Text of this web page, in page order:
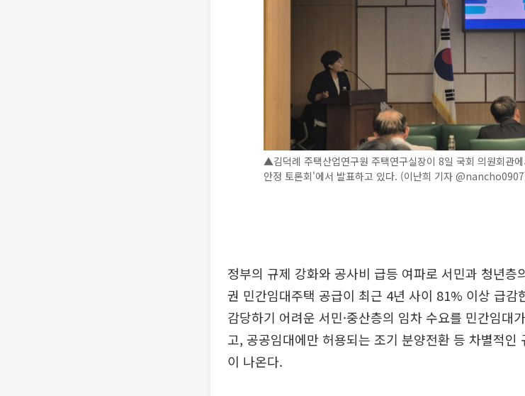
▲김덕례 주택산업연구원 주택연구실장이 8일 국회 의원회관
안정 토론회'에서 발표하고 있다. (이난희 기자
정부의 규제 강화와 공사비 급등 여파로 서민과 청년
권 민간임대주택 공급이 최근 4년 사이 81% 이상 급감
감당하기 어려운 서민·중산층의 임차 수요를 민간임대
고, 공공임대에만 허용되는 조기 분양전환 등 차별적인
이 나온다.